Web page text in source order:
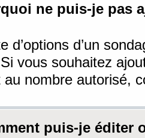
ne puis-je pas
d’options d’un
vous souhaitez
au nombre autorisé,
puis-je éditer